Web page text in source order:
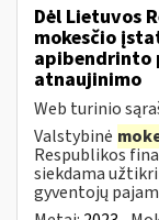
Dėl Lietuvos
mokesčio
apibendrinto
atnaujinimo
Web turinio
Valstybinė
Respublikos
siekdama
gyventojų